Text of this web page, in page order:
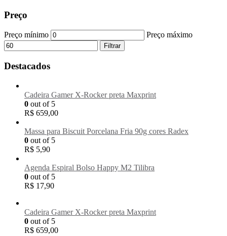
Preço
Preço mínimo Preço máximo
Filtrar
Destacados
Cadeira Gamer X-Rocker preta Maxprint
0 out of 5
R$ 659,00
Massa para Biscuit Porcelana Fria 90g cores Radex
0 out of 5
R$ 5,90
Agenda Espiral Bolso Happy M2 Tilibra
0 out of 5
R$ 17,90
Cadeira Gamer X-Rocker preta Maxprint
0 out of 5
R$ 659,00